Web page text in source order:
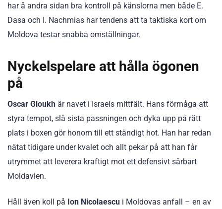
har å andra sidan bra kontroll på känslorna men både E.
Dasa och I. Nachmias har tendens att ta taktiska kort om
Moldova testar snabba omställningar.
Nyckelspelare att hålla ögonen
på
Oscar Gloukh är navet i Israels mittfält. Hans förmåga att
styra tempot, slå sista passningen och dyka upp på rätt
plats i boxen gör honom till ett ständigt hot. Han har redan
nätat tidigare under kvalet och allt pekar på att han får
utrymmet att leverera kraftigt mot ett defensivt sårbart
Moldavien.
Håll även koll på Ion Nicolaescu i Moldovas anfall – en av